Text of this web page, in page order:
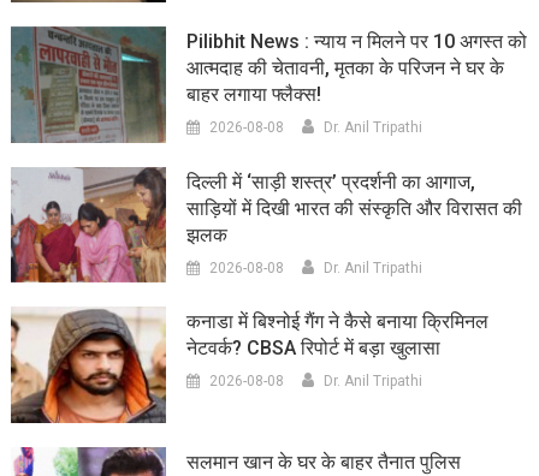
Pilibhit News : न्याय न मिलने पर 10 अगस्त को
आत्मदाह की चेतावनी, मृतका के परिजन ने घर के
बाहर लगाया फ्लैक्स!
2026-08-08 Dr. Anil Tripathi
दिल्ली में ‘साड़ी शस्त्र’ प्रदर्शनी का आगाज,
साड़ियों में दिखी भारत की संस्कृति और विरासत की
झलक
2026-08-08 Dr. Anil Tripathi
कनाडा में बिश्नोई गैंग ने कैसे बनाया क्रिमिनल
नेटवर्क? CBSA रिपोर्ट में बड़ा खुलासा
2026-08-08 Dr. Anil Tripathi
सलमान खान के घर के बाहर तैनात पुलिस